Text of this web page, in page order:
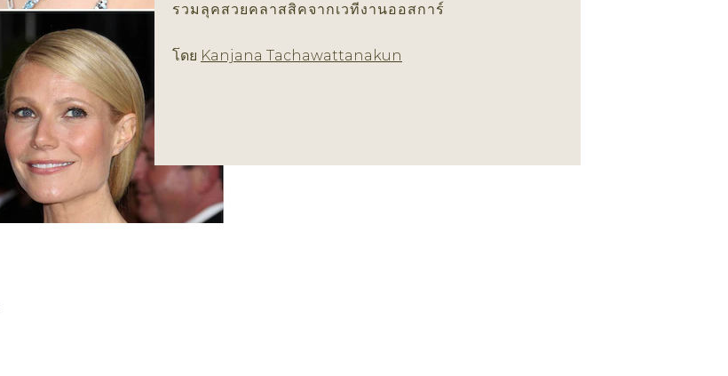
รวมลุคสวยคลาสสิคจากเวทีงานออสการ์
โดย Kanjana Tachawattanakun